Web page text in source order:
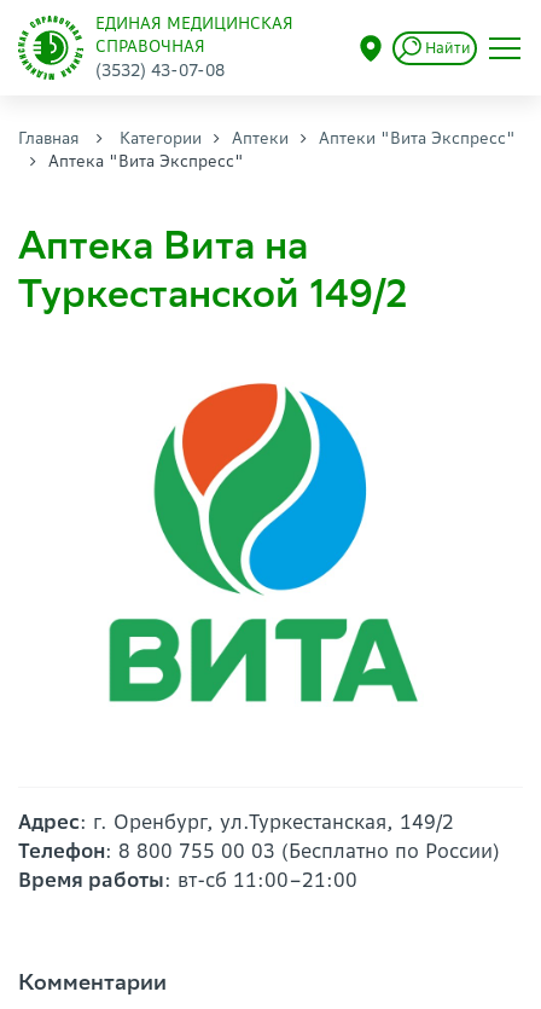
ЕДИНАЯ МЕДИЦИНСКАЯ
СПРАВОЧНАЯ
(3532) 43-07-08
Найти
Главная Категории Аптеки
Аптеки "Вита Экспресс"
Аптека "Вита Экспресс"
Аптека Вита на
Туркестанской 149/2
Адрес: г. Оренбург, ул.Туркестанская, 149/2
Телефон: 8 800 755 00 03 (Бесплатно по России)
Время работы: вт-сб 11:00–21:00
Комментарии